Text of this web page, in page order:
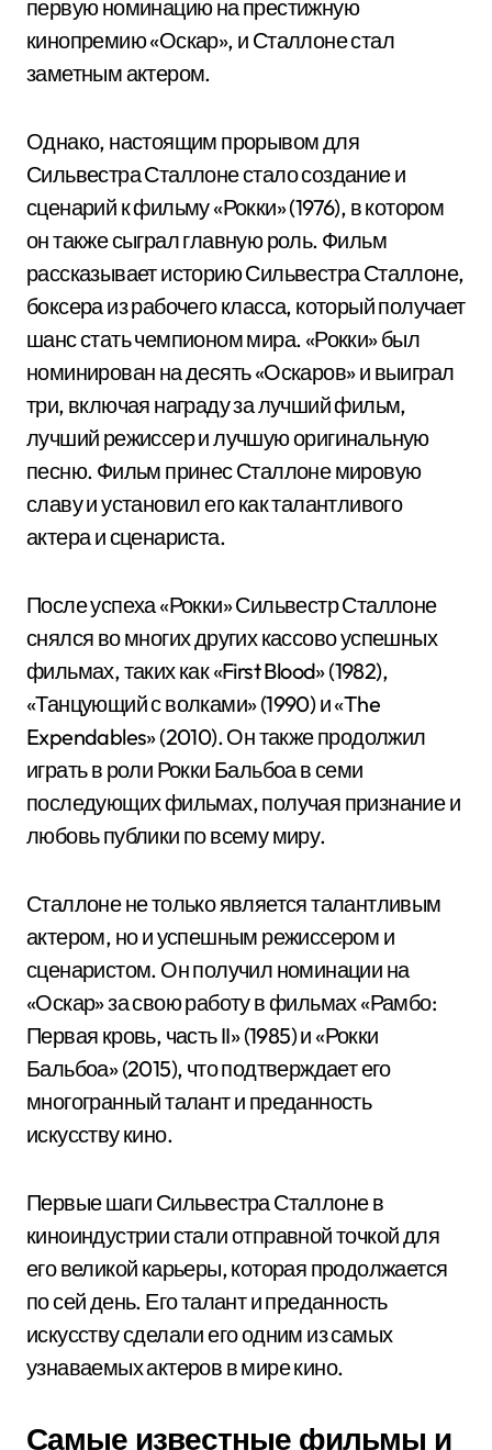
первую номинацию на престижную
кинопремию «Оскар», и Сталлоне стал
заметным актером.
Однако, настоящим прорывом для
Сильвестра Сталлоне стало создание и
сценарий к фильму «Рокки» (1976), в котором
он также сыграл главную роль. Фильм
рассказывает историю Сильвестра Сталлоне,
боксера из рабочего класса, который получает
шанс стать чемпионом мира. «Рокки» был
номинирован на десять «Оскаров» и выиграл
три, включая награду за лучший фильм,
лучший режиссер и лучшую оригинальную
песню. Фильм принес Сталлоне мировую
славу и установил его как талантливого
актера и сценариста.
После успеха «Рокки» Сильвестр Сталлоне
снялся во многих других кассово успешных
фильмах, таких как «First Blood» (1982),
«Танцующий с волками» (1990) и «The
Expendables» (2010). Он также продолжил
играть в роли Рокки Бальбоа в семи
последующих фильмах, получая признание и
любовь публики по всему миру.
Сталлоне не только является талантливым
актером, но и успешным режиссером и
сценаристом. Он получил номинации на
«Оскар» за свою работу в фильмах «Рамбо:
Первая кровь, часть II» (1985) и «Рокки
Бальбоа» (2015), что подтверждает его
многогранный талант и преданность
искусству кино.
Первые шаги Сильвестра Сталлоне в
киноиндустрии стали отправной точкой для
его великой карьеры, которая продолжается
по сей день. Его талант и преданность
искусству сделали его одним из самых
узнаваемых актеров в мире кино.
Самые известные фильмы и